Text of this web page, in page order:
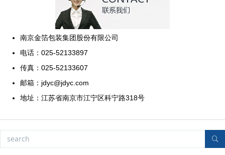
南京金箔包装集团股份有限公司
电话：025-52133897
传真：025-52133607
邮箱：jdyc@jdyc.com
地址：江苏省南京市江宁区科宁路318号